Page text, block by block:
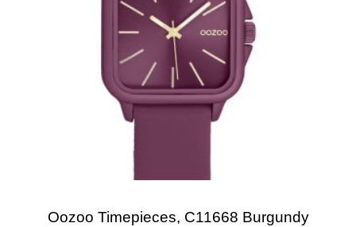
Oozoo Timepieces, C11668 Burgundy